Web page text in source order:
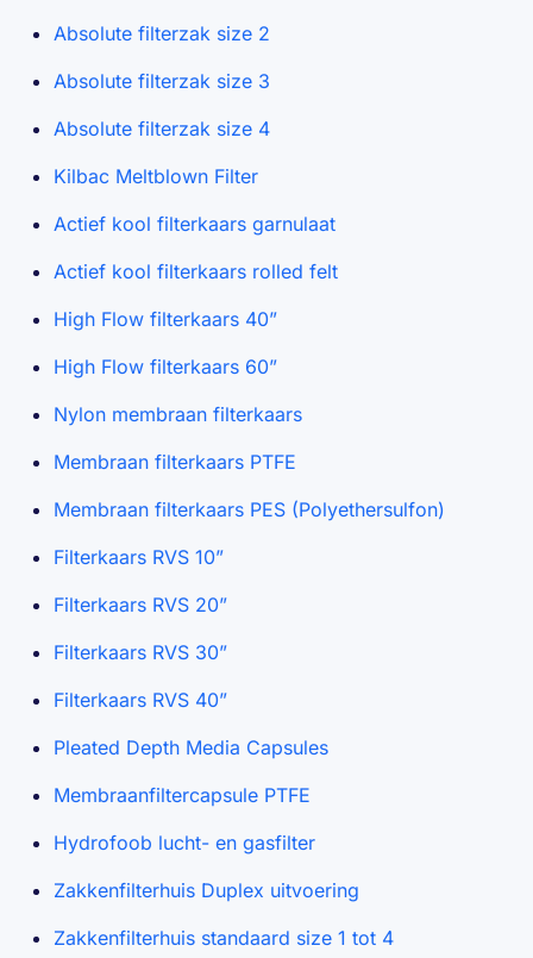
Absolute filterzak size 2
Absolute filterzak size 3
Absolute filterzak size 4
Kilbac Meltblown Filter
Actief kool filterkaars garnulaat
Actief kool filterkaars rolled felt
High Flow filterkaars 40”
High Flow filterkaars 60”
Nylon membraan filterkaars
Membraan filterkaars PTFE
Membraan filterkaars PES (Polyethersulfon)
Filterkaars RVS 10”
Filterkaars RVS 20”
Filterkaars RVS 30”
Filterkaars RVS 40”
Pleated Depth Media Capsules
Membraanfiltercapsule PTFE
Hydrofoob lucht- en gasfilter
Zakkenfilterhuis Duplex uitvoering
Zakkenfilterhuis standaard size 1 tot 4